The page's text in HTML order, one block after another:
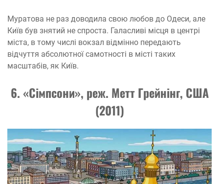
Муратова не раз доводила свою любов до Одеси, але
Київ був знятий не спроста. Галасливі місця в центрі
міста, в тому числі вокзал відмінно передають
відчуття абсолютної самотності в місті таких
масштабів, як Київ.
6. «Сімпсони», реж. Метт Грейнінг, США
(2011)